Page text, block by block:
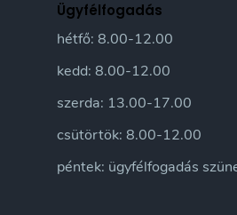
Ügyfélfogadás
hétfő: 8.00-12.00
kedd: 8.00-12.00
szerda: 13.00-17.00
csütörtök: 8.00-12.00
péntek: ügyfélfogadás